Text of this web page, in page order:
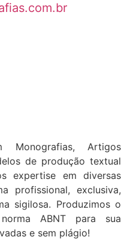
Monografias, Artigos
de produção textual
expertise em diversas
profissional, exclusiva,
sigilosa. Produzimos o
ABNT para sua
e sem plágio!